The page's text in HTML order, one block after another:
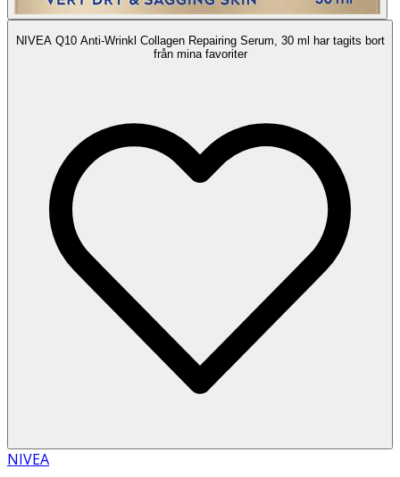
NIVEA Q10 Anti-Wrinkl Collagen Repairing Serum, 30 ml har tagits bort
från mina favoriter
NIVEA